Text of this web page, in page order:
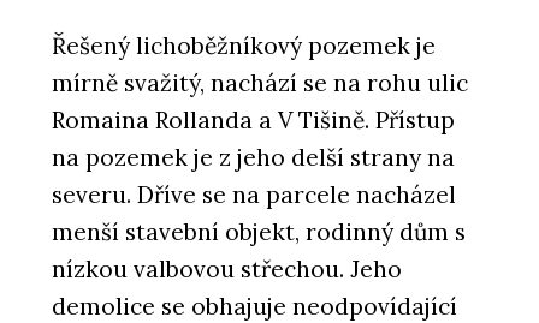
Řešený lichoběžníkový pozemek je
mírně svažitý, nachází se na rohu ulic
Romaina Rollanda a V Tišině. Přístup
na pozemek je z jeho delší strany na
severu. Dříve se na parcele nacházel
menší stavební objekt, rodinný dům s
nízkou valbovou střechou. Jeho
demolice se obhajuje neodpovídající